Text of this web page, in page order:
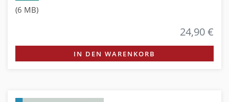
(6 MB)
24,90 €
IN DEN WARENKORB